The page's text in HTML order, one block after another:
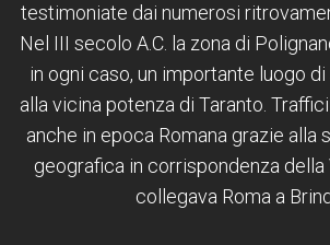
testimoniate dai numerosi
Nel III secolo A.C. la zona di
in ogni caso, un importante luogo
alla vicina potenza di Taranto.
anche in epoca Romana grazie alla
geografica in corrispondenza della
collegava Roma a